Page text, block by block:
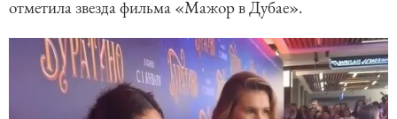
отметила звезда фильма «Мажор в Дубае».